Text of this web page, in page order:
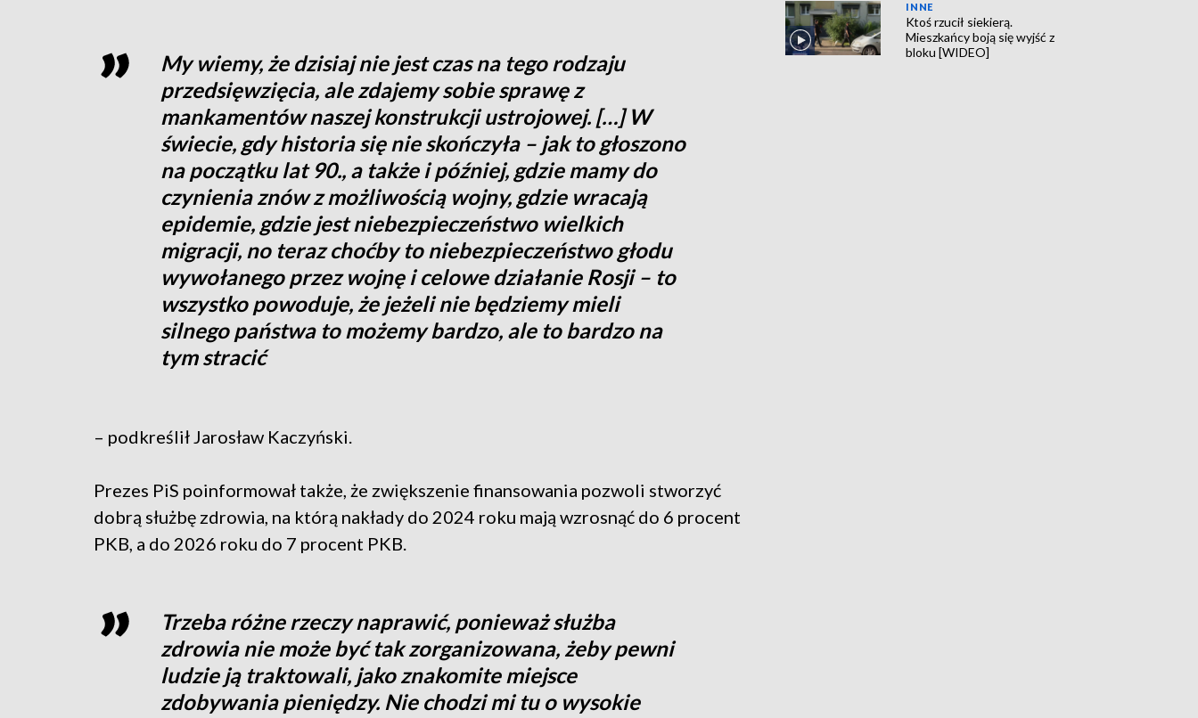
My wiemy, że dzisiaj nie jest czas na tego rodzaju
przedsięwzięcia, ale zdajemy sobie sprawę z
mankamentów naszej konstrukcji ustrojowej. […] W
świecie, gdy historia się nie skończyła – jak to głoszono
na początku lat 90., a także i później, gdzie mamy do
czynienia znów z możliwością wojny, gdzie wracają
epidemie, gdzie jest niebezpieczeństwo wielkich
migracji, no teraz choćby to niebezpieczeństwo głodu
wywołanego przez wojnę i celowe działanie Rosji – to
wszystko powoduje, że jeżeli nie będziemy mieli
silnego państwa to możemy bardzo, ale to bardzo na
tym stracić
– podkreślił Jarosław Kaczyński.
Prezes PiS poinformował także, że zwiększenie finansowania pozwoli stworzyć
dobrą służbę zdrowia, na którą nakłady do 2024 roku mają wzrosnąć do 6 procent
PKB, a do 2026 roku do 7 procent PKB.
Trzeba różne rzeczy naprawić, ponieważ służba
zdrowia nie może być tak zorganizowana, żeby pewni
ludzie ją traktowali, jako znakomite miejsce
zdobywania pieniędzy. Nie chodzi mi tu o wysokie
INNE
Ktoś rzucił siekierą.
Mieszkańcy boją się wyjść z
bloku [WIDEO]